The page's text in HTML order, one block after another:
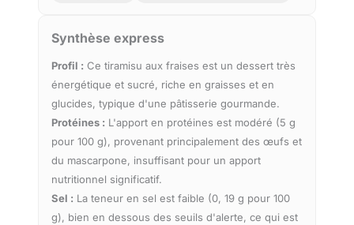
Synthèse express
Profil : Ce tiramisu aux fraises est un dessert très
énergétique et sucré, riche en graisses et en
glucides, typique d'une pâtisserie gourmande.
Protéines : L'apport en protéines est modéré (5 g
pour 100 g), provenant principalement des œufs et
du mascarpone, insuffisant pour un apport
nutritionnel significatif.
Sel : La teneur en sel est faible (0, 19 g pour 100
g), bien en dessous des seuils d'alerte, ce qui est